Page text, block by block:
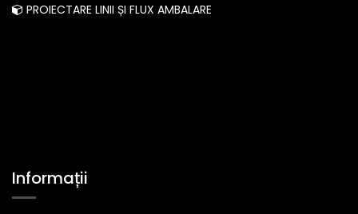
PROIECTARE LINII ȘI FLUX AMBALARE
Informații